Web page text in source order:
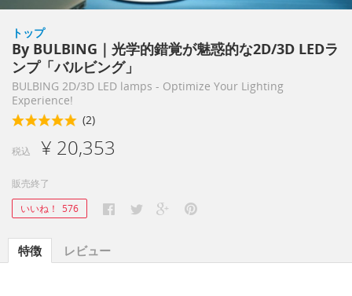
トップ
By BULBING｜光学的錯覚が魅惑的な2D/3D LEDラ
ンプ「バルビング」
BULBING 2D/3D LED lamps - Optimize Your Lighting
Experience!
(2)
税込 ¥ 20,353
販売終了
いいね！ 576
特徴 レビュー